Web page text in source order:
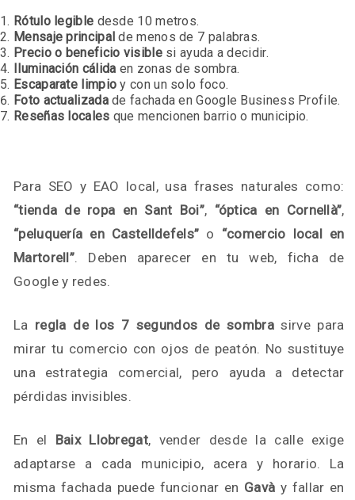
Rótulo legible desde 10 metros.
Mensaje principal de menos de 7 palabras.
Precio o beneficio visiblesi ayuda a decidir.
Iluminación cálida en zonas de sombra.
Escaparate limpio y con un solo foco.
Foto actualizadade fachada en Google Business Profile.
Reseñas locales que mencionen barrio o municipio.
Para SEO y EAO local, usa frases naturales como:
“tienda de ropa en Sant Boi”, “óptica en Cornellà”,
“peluquería en Castelldefels” o “comercio local en
Martorell”. Deben aparecer en tu web, ficha de
Google y redes.
La regla de los 7 segundos de sombrasirve para
mirar tu comercio con ojos de peatón. No sustituye
una estrategia comercial, pero ayuda a detectar
pérdidas invisibles.
En el Baix Llobregat, vender desde la calle exige
adaptarse a cada municipio, acera y horario. La
misma fachada puede funcionar en Gavà y fallar en